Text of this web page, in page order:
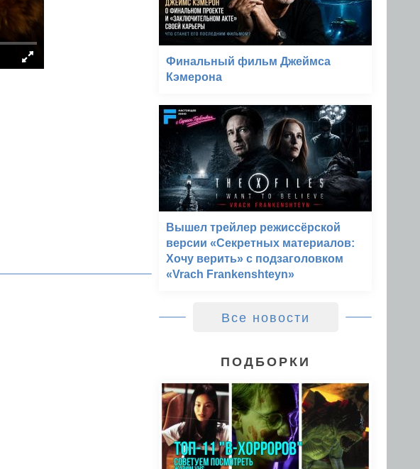
Финальный фильм Джеймса
Кэмерона
Вышел трейлер режиссёрской
версии «Секретных материалов:
Хочу верить» с подзаголовком
«Vrach Frankenshteyn»
Все новости
ПОДБОРКИ